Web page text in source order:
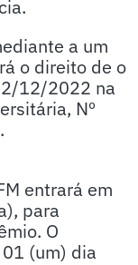
a um
o direito de o
12/2022 na
Nº
entrará em
para
O
(um) dia